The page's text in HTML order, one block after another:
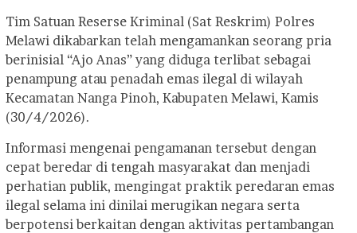
Tim Satuan Reserse Kriminal (Sat Reskrim) Polres
Melawi dikabarkan telah mengamankan seorang pria
berinisial “Ajo Anas” yang diduga terlibat sebagai
penampung atau penadah emas ilegal di wilayah
Kecamatan Nanga Pinoh, Kabupaten Melawi, Kamis
(30/4/2026).
Informasi mengenai pengamanan tersebut dengan
cepat beredar di tengah masyarakat dan menjadi
perhatian publik, mengingat praktik peredaran emas
ilegal selama ini dinilai merugikan negara serta
berpotensi berkaitan dengan aktivitas pertambangan